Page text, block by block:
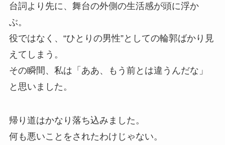
台詞より先に、舞台の外側の生活感が頭に浮か
ぶ。
役ではなく、“ひとりの男性”としての輪郭ばかり見
えてしまう。
その瞬間、私は「ああ、もう前とは違うんだな」
と思いました。
帰り道はかなり落ち込みました。
何も悪いことをされたわけじゃない。